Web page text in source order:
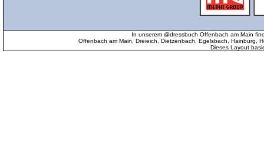
In unserem @dressbuch Offenbach am Main
Offenbach am Main, Dreieich, Dietzenbach, Egelsbach, Hainburg,
Dieses Layout